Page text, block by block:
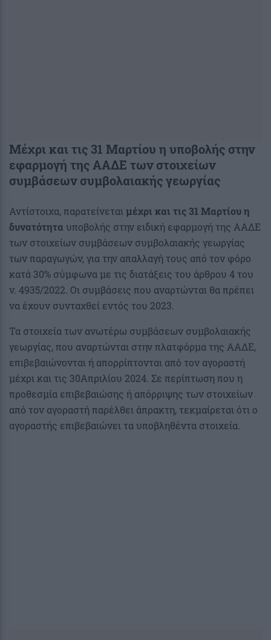
Μέχρι και τις 31 Μαρτίου η υποβολής στην
εφαρμογή της ΑΑΔΕ των στοιχείων
συμβάσεων συμβολαιακής γεωργίας
Αντίστοιχα, παρατείνεται μέχρι και τις 31 Μαρτίου η
δυνατότητα υποβολής στην ειδική εφαρμογή της ΑΑΔΕ
των στοιχείων συμβάσεων συμβολαιακής γεωργίας
των παραγωγών, για την απαλλαγή τους από τον φόρο
κατά 30% σύμφωνα με τις διατάξεις του άρθρου 4 του
ν. 4935/2022. Οι συμβάσεις που αναρτώνται θα πρέπει
να έχουν συνταχθεί εντός του 2023.
Τα στοιχεία των ανωτέρω συμβάσεων συμβολαιακής
γεωργίας, που αναρτώνται στην πλατφόρμα της ΑΑΔΕ,
επιβεβαιώνονται ή απορρίπτονται από τον αγοραστή
μέχρι και τις 30Απριλίου 2024. Σε περίπτωση που η
προθεσμία επιβεβαιώσης ή απόρριψης των στοιχείων
από τον αγοραστή παρέλθει άπρακτη, τεκμαίρεται ότι ο
αγοραστής επιβεβαιώνει τα υποβληθέντα στοιχεία.